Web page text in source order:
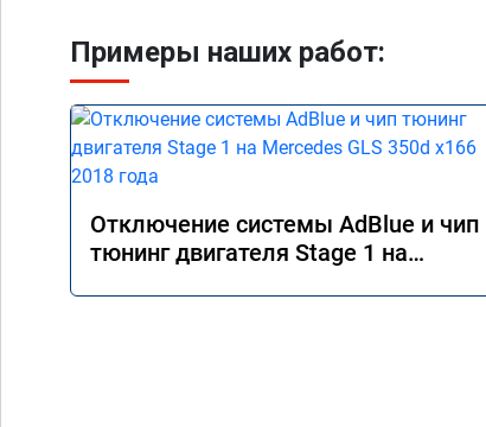
Примеры наших работ:
Отключение системы AdBlue и чип
тюнинг двигателя Stage 1 на